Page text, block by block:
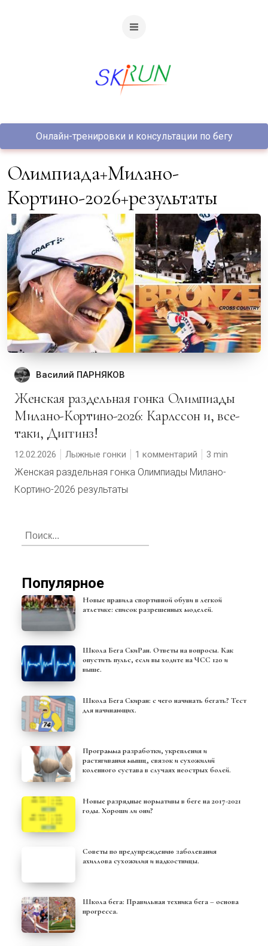
Онлайн-тренировки и консультации по бегу
Олимпиада+Милано-
Кортино-2026+результаты
Василий ПАРНЯКОВ
Женская раздельная гонка Олимпиады
Милано-Кортино-2026: Карлссон и, все-
таки, Диггинз!
12.02.2026 Лыжные гонки 1 комментарий 3
Женская раздельная гонка Олимпиады Милано-
Кортино-2026 результаты
Популярное
Новые правила спортивной обуви в легкой
атлетике: список разрешенных моделей.
Школа Бега СкиРан. Ответы на вопросы. Как
опустить пульс, если вы ходите на ЧСС 120 и
выше.
Школа Бега Скиран: с чего начинать бегать? Тест
для начинающих.
Программа разработки, укрепления и
растягивания мышц, связок и сухожилий
коленного сустава в случаях неострых болей.
Новые разрядные нормативы в беге на 2017-2021
годы. Хороши ли они?
Советы по предупреждению заболевания
ахиллова сухожилия и надкостницы.
Школа бега: Правильная техника бега – основа
прогресса.